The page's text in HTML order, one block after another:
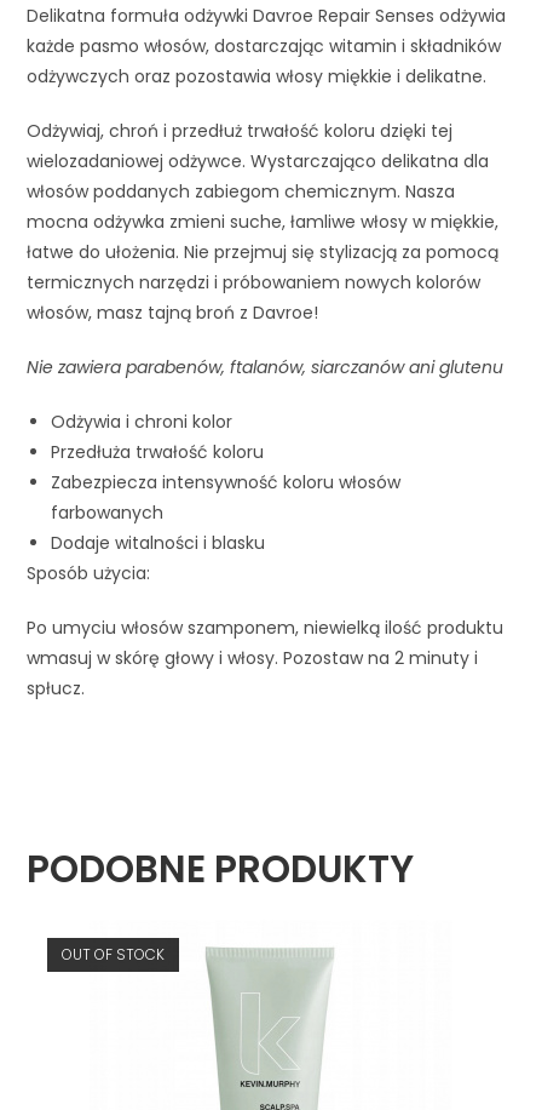
Delikatna formuła odżywki Davroe Repair Senses odżywia
każde pasmo włosów, dostarczając witamin i składników
odżywczych oraz pozostawia włosy miękkie i delikatne.
Odżywiaj, chroń i przedłuż trwałość koloru dzięki tej
wielozadaniowej odżywce. Wystarczająco delikatna dla
włosów poddanych zabiegom chemicznym. Nasza
mocna odżywka zmieni suche, łamliwe włosy w miękkie,
łatwe do ułożenia. Nie przejmuj się stylizacją za pomocą
termicznych narzędzi i próbowaniem nowych kolorów
włosów, masz tajną broń z Davroe!
Nie zawiera parabenów, ftalanów, siarczanów ani glutenu
Odżywia i chroni kolor
Przedłuża trwałość koloru
Zabezpiecza intensywność koloru włosów
farbowanych
Dodaje witalności i blasku
Sposób użycia:
Po umyciu włosów szamponem, niewielką ilość produktu
wmasuj w skórę głowy i włosy. Pozostaw na 2 minuty i
spłucz.
PODOBNE PRODUKTY
OUT OF STOCK